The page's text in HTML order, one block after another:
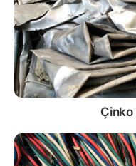
Çinko